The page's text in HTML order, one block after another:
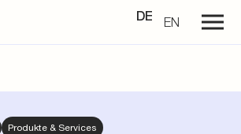
DE EN
Produkte & Services